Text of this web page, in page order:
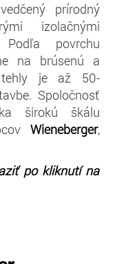
prírodný
izolačnými
povrchu
na brúsenú a
tehly je až 50-
Spoločnosť
širokú škálu
Wieneberger,
po kliknutí na